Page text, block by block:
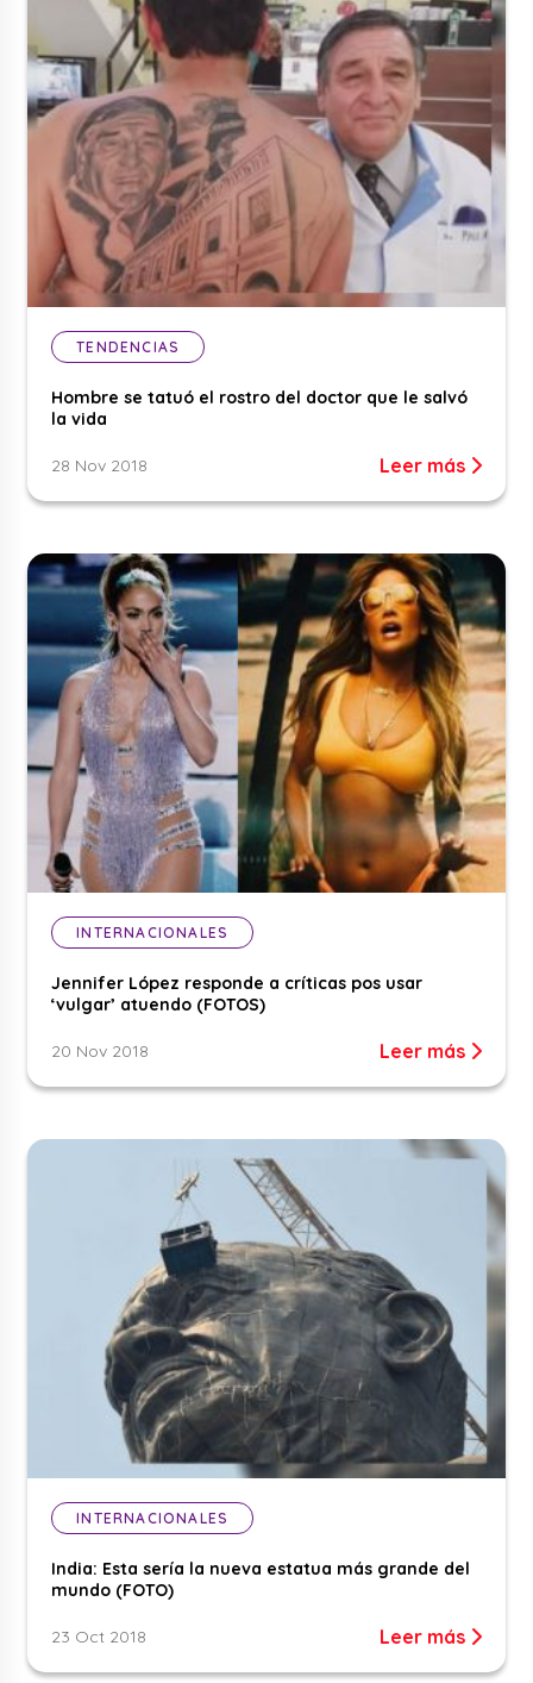
TENDENCIAS
Hombre se tatuó el rostro del doctor que le salvó
la vida
28 Nov 2018 Leer más
INTERNACIONALES
Jennifer López responde a críticas pos usar
‘vulgar’ atuendo (FOTOS)
20 Nov 2018 Leer más
INTERNACIONALES
India: Esta sería la nueva estatua más grande del
mundo (FOTO)
23 Oct 2018 Leer más